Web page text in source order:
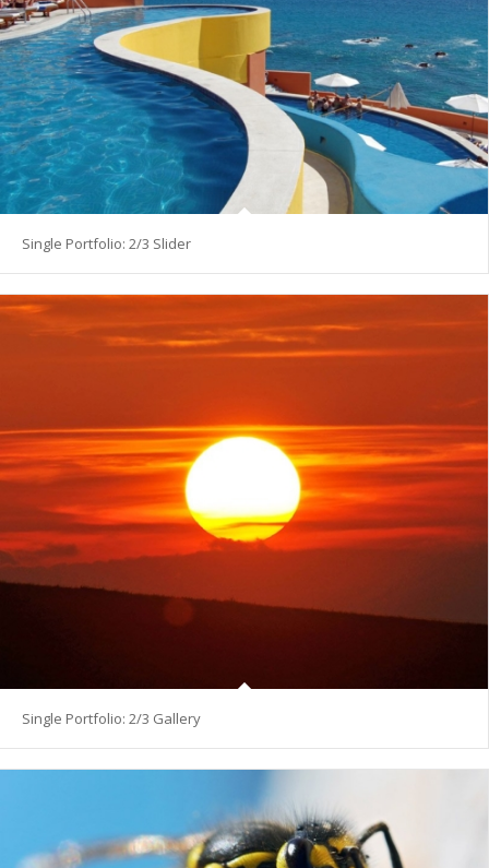
Single Portfolio: 2/3 Slider
Single Portfolio: 2/3 Gallery